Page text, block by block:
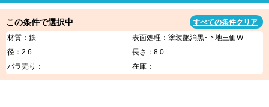
この条件で選択中
すべての条件クリア
材質：鉄
表面処理：塗装艶消黒･下地三価W
径：2.6
長さ：8.0
バラ売り：
在庫：